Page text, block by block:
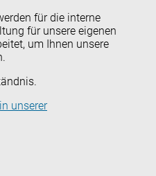
für die interne
für unsere eigenen
um Ihnen unsere
unserer